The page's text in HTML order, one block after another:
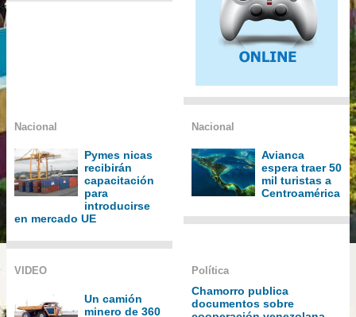
Nacional
Pymes nicas
recibirán
capacitación
para
introducirse
en mercado UE
Nacional
Avianca
espera traer 50
mil turistas a
Centroamérica
VIDEO
Un camión
minero de 360
Política
Chamorro publica
documentos sobre